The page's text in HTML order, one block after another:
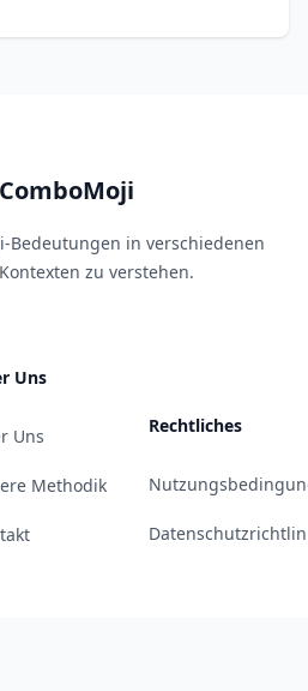
ComboMoji
Bedeutungen in verschiedenen
zu verstehen.
Uns
Uns
Methodik
Rechtliches